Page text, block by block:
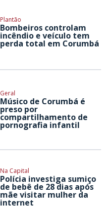
Plantão
Bombeiros controlam
incêndio e veículo tem
perda total em Corumbá
Geral
Músico de Corumbá é
preso por
compartilhamento de
pornografia infantil
Na Capital
Polícia investiga sumiço
de bebê de 28 dias após
mãe visitar mulher da
internet